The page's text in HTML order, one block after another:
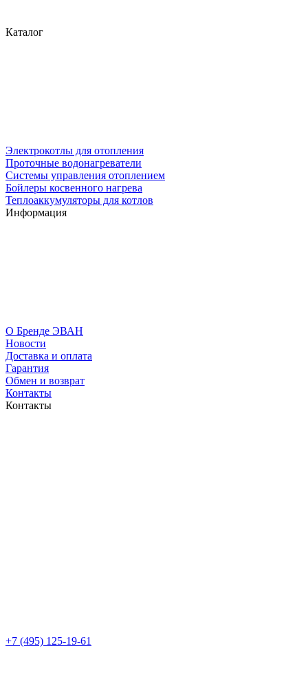
Каталог
Электрокотлы для отопления
Проточные водонагреватели
Системы управления отоплением
Бойлеры косвенного нагрева
Теплоаккумуляторы для котлов
Информация
О Бренде ЭВАН
Новости
Доставка и оплата
Гарантия
Обмен и возврат
Контакты
Контакты
+7 (495) 125-19-61